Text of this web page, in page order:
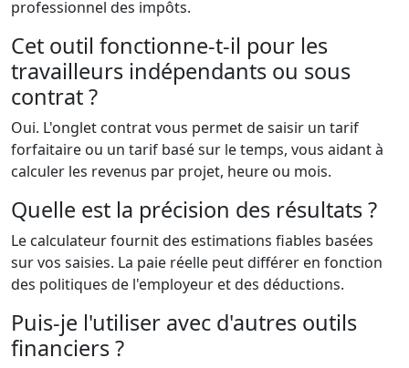
professionnel des impôts.
Cet outil fonctionne-t-il pour les
travailleurs indépendants ou sous
contrat ?
Oui. L'onglet contrat vous permet de saisir un tarif
forfaitaire ou un tarif basé sur le temps, vous aidant à
calculer les revenus par projet, heure ou mois.
Quelle est la précision des résultats ?
Le calculateur fournit des estimations fiables basées
sur vos saisies. La paie réelle peut différer en fonction
des politiques de l'employeur et des déductions.
Puis-je l'utiliser avec d'autres outils
financiers ?